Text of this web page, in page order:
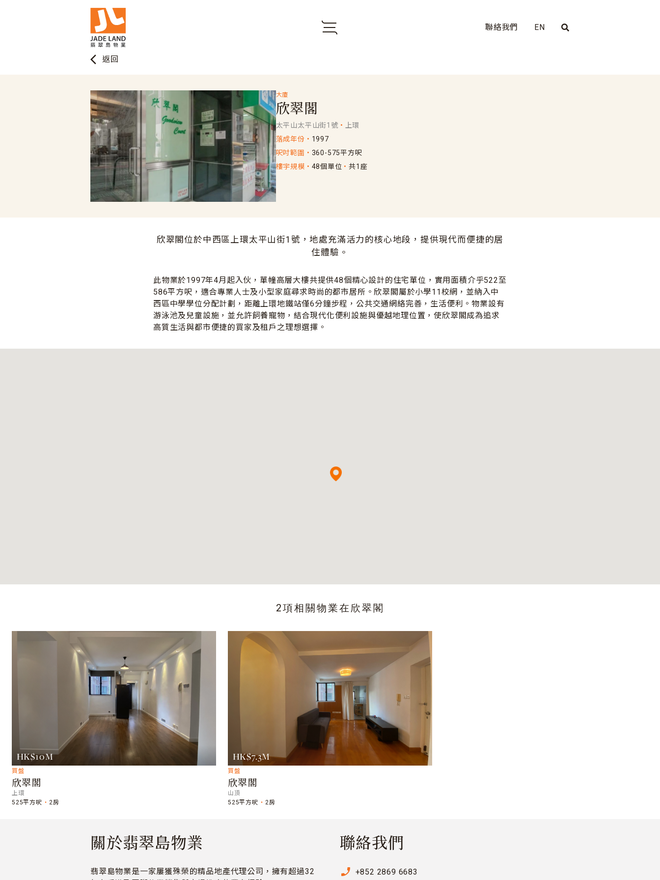
聯絡我們 EN
arrow_back_ios 返回
大廈
欣翠閣
太平山太平山街1號
上環
落成年份
1997
呎吋範圍
360-575平方呎
樓宇規模
48個單位 共1座
欣翠閣位於中西區上環太平山街1號，地處充滿活力的核心地段，提供現代而便捷的居
住體驗。
此物業於1997年4月起入伙，單幢高層大樓共提供48個精心設計的住宅單位，實用面積介乎522至
586平方呎，適合專業人士及小型家庭尋求時尚的都市居所。欣翠閣屬於小學11校網，並納入中
西區中學學位分配計劃，距離上環地鐵站僅6分鐘步程，公共交通網絡完善，生活便利。物業設有
游泳池及兒童設施，並允許飼養寵物，結合現代化便利設施與優越地理位置，使欣翠閣成為追求
高質生活與都市便捷的買家及租戶之理想選擇。
2項相關物業在 欣翠閣
HK$10M
買盤
欣翠閣
上環
525平方呎
2房
HK$7.3M
買盤
欣翠閣
山頂
525平方呎
2房
關於翡翠島物業
翡翠島物業是一家屢獲殊榮的精品地產代理公司，擁有超過32
聯絡我們
phone_enabled +852 2869 6683